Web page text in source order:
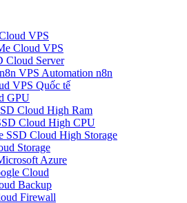
VPS
Cloud VPS
Cloud Server
VPS Automation n8n
VPS Quốc tế
GPU
Cloud High Ram
Cloud High CPU
SSD Cloud High Storage
Storage
Azure
Cloud
Backup
Firewall